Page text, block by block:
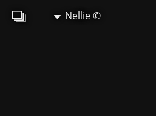
Nellie ©